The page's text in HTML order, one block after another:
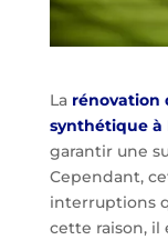
La rénovation
synthétique à
garantir une
Cependant,
interruptions
cette raison, il